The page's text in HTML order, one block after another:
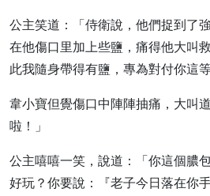
公主笑道：「侍衛說，他們捉到了
在他傷口里加上些鹽，痛得他大叫
此我隨身帶得有鹽，專為對付你這
韋小寶但覺傷口中陣陣抽痛，大叫
啦！」
公主嘻嘻一笑，說道：「你這個膿
好玩？你要說：『老子今日落在你